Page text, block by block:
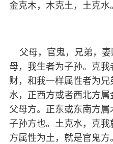
金克木，木克土，土克水
父母，官鬼，兄弟，妻
母，我生者为子孙。克
财，和我一样属性者为
水，正西方或者西北方
父母方。正东或东南方
子孙方也。土克水，克
方属性为土，就是官鬼